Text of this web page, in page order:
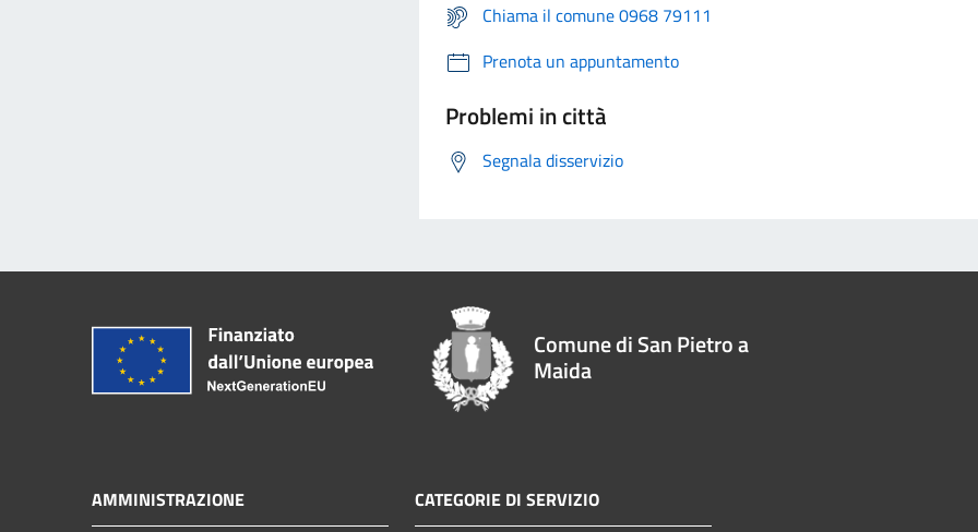
Chiama il comune 0968 79111
Prenota un appuntamento
Problemi in città
Segnala disservizio
Comune di San Pietro a
Maida
AMMINISTRAZIONE CATEGORIE DI SERVIZIO